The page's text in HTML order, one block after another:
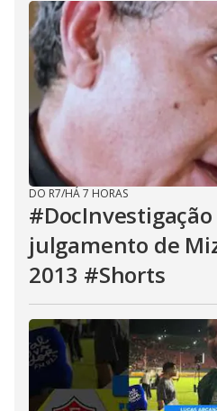
DO R7/HÁ 7 HORAS
julgamento de
2013 #Shorts